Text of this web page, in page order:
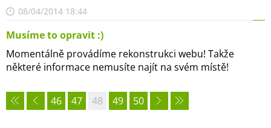
08/04/2014 18:44
Musíme to opravit :)
Momentálně provádíme rekonstrukci webu! Takže
některé informace nemusíte najít na svém místě!
46 47 48 49 50